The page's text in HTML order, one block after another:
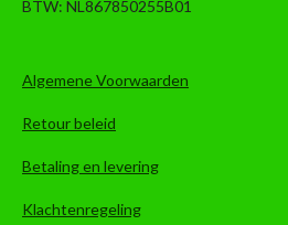
BTW: NL867850255B01
Algemene Voorwaarden
Retour beleid
Betaling en levering
Klachtenregeling